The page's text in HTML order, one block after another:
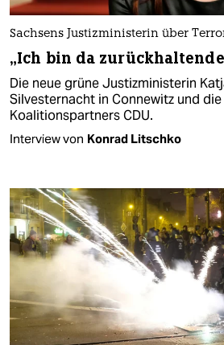
Sachsens Justizministerin über
„Ich bin da
Die neue grüne Justizministerin
Silvesternacht in Connewitz und
Koalitionspartners CDU.
Interview von Konrad Litschko